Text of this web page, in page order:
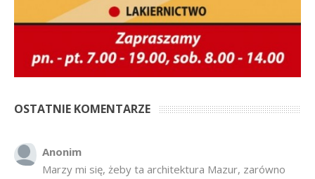
OSTATNIE KOMENTARZE
Anonim
Marzy mi się, żeby ta architektura Mazur, zarówno